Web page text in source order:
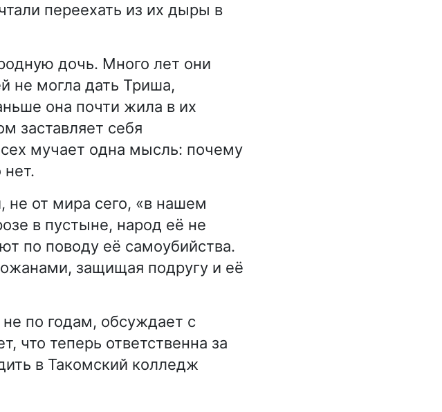
переехать из их дыры в
дочь. Много лет они
не могла дать Триша,
она почти жила в их
заставляет себя
мучает одна мысль: почему
не от мира сего, «в нашем
в пустыне, народ её не
по поводу её самоубийства.
защищая подругу и её
по годам, обсуждает с
что теперь ответственна за
в Такомский колледж